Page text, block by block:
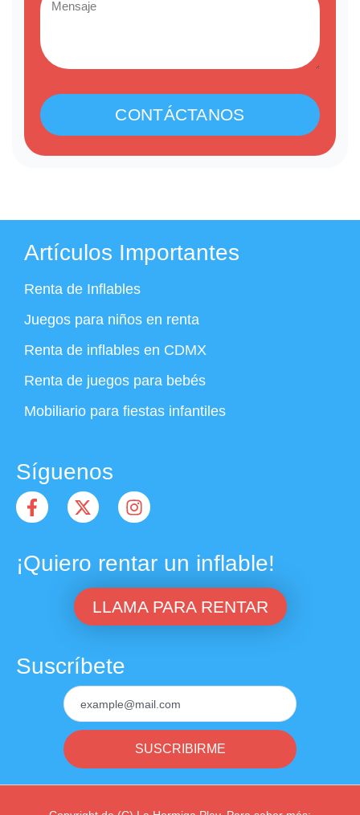
CONTÁCTANOS
Artículos Importantes
Renta de Inflables
Juegos para niños en renta
Renta de inflables en CDMX
Renta de juegos para bebés
Mobiliario para fiestas infantiles
Síguenos
¡Quiero rentar un inflable!
LLAMA PARA RENTAR
Suscríbete
SUSCRIBIRME